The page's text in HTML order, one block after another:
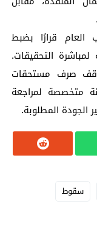
العام قرارًا بضبط
التحقيقات.
صرف مستحقات
متخصصة لمراجعة
الجودة المطلوبة.
سقوط